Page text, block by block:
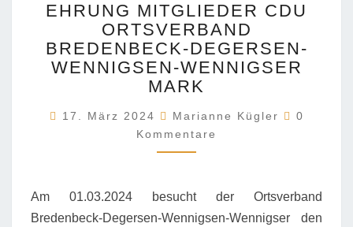
MITGLIEDER
CDU
ORTSVERBAND
BREDENBECK-
DEGERSEN-
WENNIGSER
MARK
EHRUNG MITGLIEDER CDU
ORTSVERBAND
BREDENBECK-DEGERSEN-
WENNIGSEN-WENNIGSER
MARK
17. März 2024 Marianne Kügler
0
Kommentare
Am 01.03.2024 besucht der Ortsverband
Bredenbeck-Degersen-Wennigsen-Wennigser den